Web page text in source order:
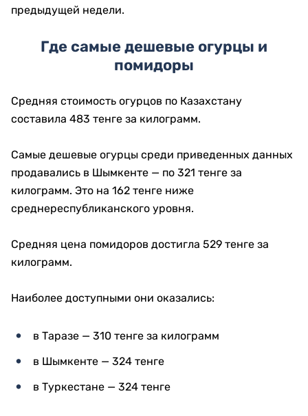
предыдущей недели.
Где самые дешевые огурцы и
помидоры
Средняя стоимость огурцов по Казахстану
составила 483 тенге за килограмм.
Самые дешевые огурцы среди приведенных данных
продавались в Шымкенте — по 321 тенге за
килограмм. Это на 162 тенге ниже
среднереспубликанского уровня.
Средняя цена помидоров достигла 529 тенге за
килограмм.
Наиболее доступными они оказались:
в Таразе — 310 тенге за килограмм
в Шымкенте — 324 тенге
в Туркестане — 324 тенге